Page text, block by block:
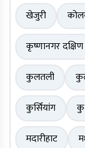
खेजुरी
कृष्णानगर दक्षिण
कुलतली
कुर्सियांग
मदारीहाट